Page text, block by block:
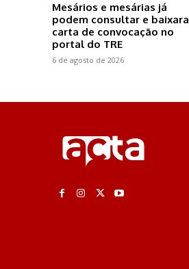
Mesários e mesárias já
podem consultar e baixara
carta de convocação no
portal do TRE
6 de agosto de 2026